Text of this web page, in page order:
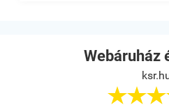
Webáruház
